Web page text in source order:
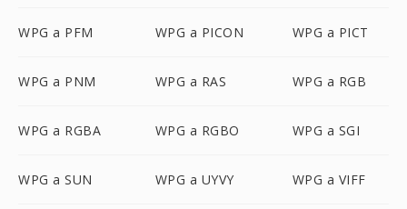
WPG a PFM WPG a PICON WPG a PICT
WPG a PNM WPG a RAS WPG a RGB
WPG a RGBA WPG a RGBO WPG a SGI
WPG a SUN WPG a UYVY WPG a VIFF